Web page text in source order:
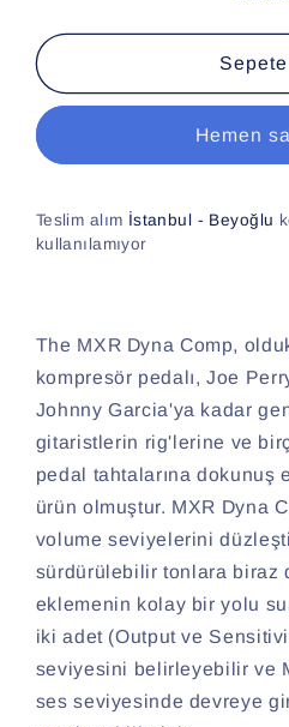
Hemen
Teslim alım İstanbul - Beyoğlu
kullanılamıyor
The MXR Dyna Comp,
kompresör pedalı, Joe
Johnny Garcia'ya kadar
gitaristlerin rig'lerine ve
pedal tahtalarına dokunuş
ürün olmuştur. MXR Dyna
volume seviyelerini
sürdürülebilir tonlara biraz
eklemenin kolay bir yolu
iki adet (Output ve
seviyesini belirleyebilir ve
ses seviyesinde devreye